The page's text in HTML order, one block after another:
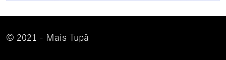
© 2021 - Mais Tupã